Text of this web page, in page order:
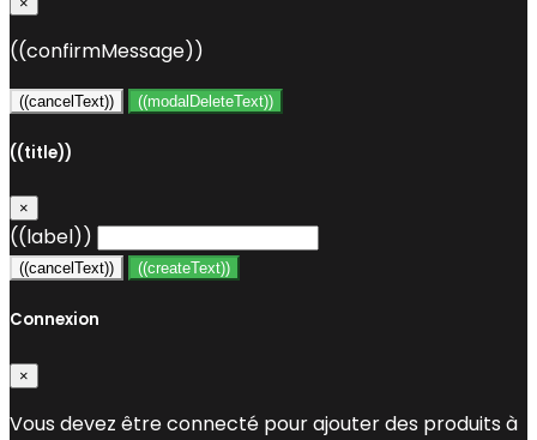
((confirmMessage))
((cancelText)) ((modalDeleteText))
((title))
×
((label))
((cancelText)) ((createText))
Connexion
×
Vous devez être connecté pour ajouter des produits à